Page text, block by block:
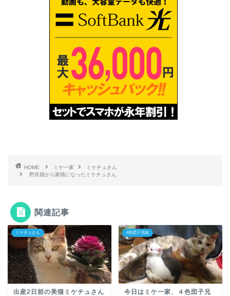
HOME ミケ一家
ミケチュさん
野良猫から家猫になったミケチュさん
関連記事
ミケチュさん
出産2日前の美猫ミケチュさん
4色団子兄妹
今日はミケ一家、４色団子兄